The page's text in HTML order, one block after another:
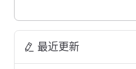
最近更新